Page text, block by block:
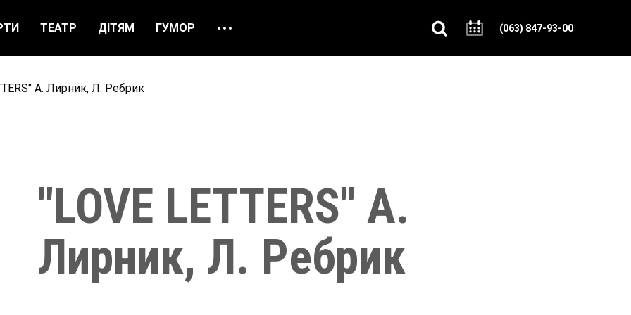
ТЕАТР ДІТЯМ ГУМОР
ПРО НАС
(063) 847-93-00
А. Лирник, Л. Ребрик
"LOVE LETTERS" А.
Лирник, Л. Ребрик